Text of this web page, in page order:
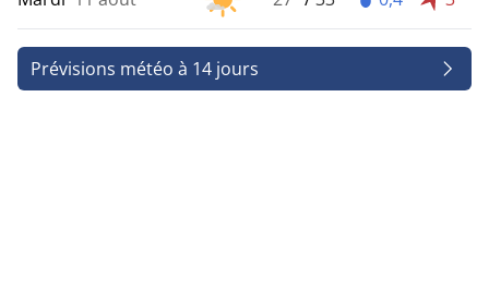
Prévisions météo à 14 jours